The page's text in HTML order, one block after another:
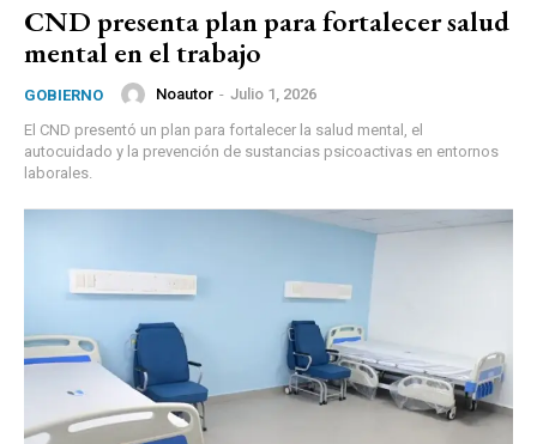
CND presenta plan para fortalecer salud
mental en el trabajo
GOBIERNO Noautor - Julio 1, 2026
El CND presentó un plan para fortalecer la salud mental, el
autocuidado y la prevención de sustancias psicoactivas en entornos
laborales.